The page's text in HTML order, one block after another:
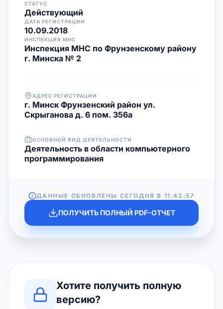
СТАТУС
Действующий
ДАТА РЕГИСТРАЦИИ
10.09.2018
ИНСПЕКЦИЯ МНС
Инспекция МНС по Фрунзенскому району
г. Минска № 2
АДРЕС РЕГИСТРАЦИИ
г. Минск Фрунзенский район ул.
Скрыганова д. 6 пом. 356а
ОСНОВНОЙ ВИД ДЕЯТЕЛЬНОСТИ
Деятельность в области компьютерного
программирования
ДАННЫЕ ОБНОВЛЕНЫ СЕГОДНЯ В 11:42:57
ПОЛУЧИТЬ ПОЛНЫЙ PDF-ОТЧЕТ
Хотите получить полную
версию?